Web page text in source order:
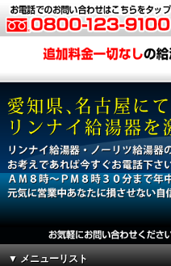
▼ メニューリスト